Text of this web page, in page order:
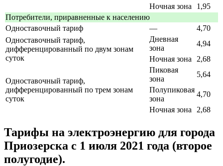
Ночная зона
1,95
Потребители, приравненные к населению
Одноставочный тариф
—
4,70
Одноставочный тариф,
дифференцированный по двум зонам
суток
Дневная
зона
4,94
Ночная зона
2,68
Одноставочный тариф,
дифференцированный по трем зонам
суток
Пиковая
зона
5,64
Полупиковая
зона
4,70
Ночная зона
2,68
Тарифы на электроэнергию для города
Приозерска с 1 июля 2021 года (второе
полугодие).